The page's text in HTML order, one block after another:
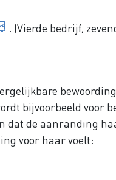
Julianes bloed
. (Vierde bedrijf,
bijvoorbeeld voor
dat de aanranding
voor haar voelt: